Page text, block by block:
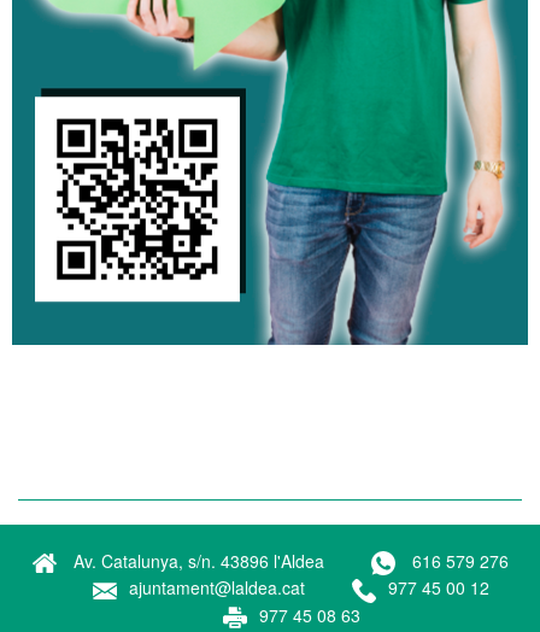
Av. Catalunya, s/n. 43896 l'Aldea
616 579 276
ajuntament@laldea.cat
977 45 00 12
977 45 08 63